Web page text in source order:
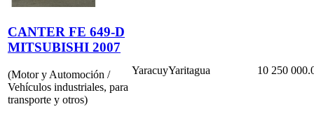
CANTER FE 649-D
MITSUBISHI 2007
(Motor y Automoción /
Vehículos industriales, para
transporte y otros)
YaracuyYaritagua 10 250